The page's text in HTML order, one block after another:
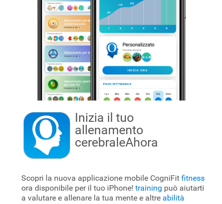
Inizia il tuo
allenamento
cerebraleAhora
Scopri la nuova applicazione mobile CogniFit fitness
ora disponibile per il tuo iPhone! training può aiutarti
a valutare e allenare la tua mente e altre abilità